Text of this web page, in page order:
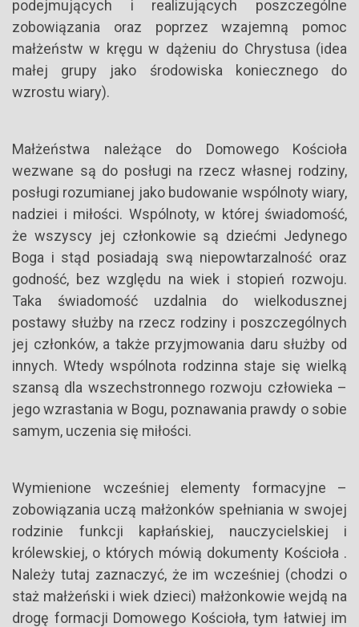
podejmujących i realizujących poszczególne
zobowiązania oraz poprzez wzajemną pomoc
małżeństw w kręgu w dążeniu do Chrystusa (idea
małej grupy jako środowiska koniecznego do
wzrostu wiary).
Małżeństwa należące do Domowego Kościoła
wezwane są do posługi na rzecz własnej rodziny,
posługi rozumianej jako budowanie wspólnoty wiary,
nadziei i miłości. Wspólnoty, w której świadomość,
że wszyscy jej członkowie są dziećmi Jedynego
Boga i stąd posiadają swą niepowtarzalność oraz
godność, bez względu na wiek i stopień rozwoju.
Taka świadomość uzdalnia do wielkodusznej
postawy służby na rzecz rodziny i poszczególnych
jej członków, a także przyjmowania daru służby od
innych. Wtedy wspólnota rodzinna staje się wielką
szansą dla wszechstronnego rozwoju człowieka –
jego wzrastania w Bogu, poznawania prawdy o sobie
samym, uczenia się miłości.
Wymienione wcześniej elementy formacyjne –
zobowiązania uczą małżonków spełniania w swojej
rodzinie funkcji kapłańskiej, nauczycielskiej i
królewskiej, o których mówią dokumenty Kościoła .
Należy tutaj zaznaczyć, że im wcześniej (chodzi o
staż małżeński i wiek dzieci) małżonkowie wejdą na
drogę formacji Domowego Kościoła, tym łatwiej im